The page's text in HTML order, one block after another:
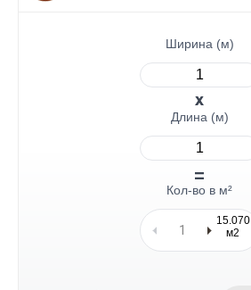
Ширина (м)
Длина (м)
Кол-во в м²
15.070
м2